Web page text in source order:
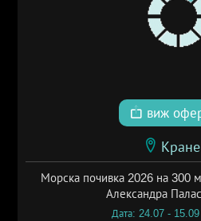
виж
Морска почивка 2026 на 300
Александра
Дата: 24.07 - 15.09